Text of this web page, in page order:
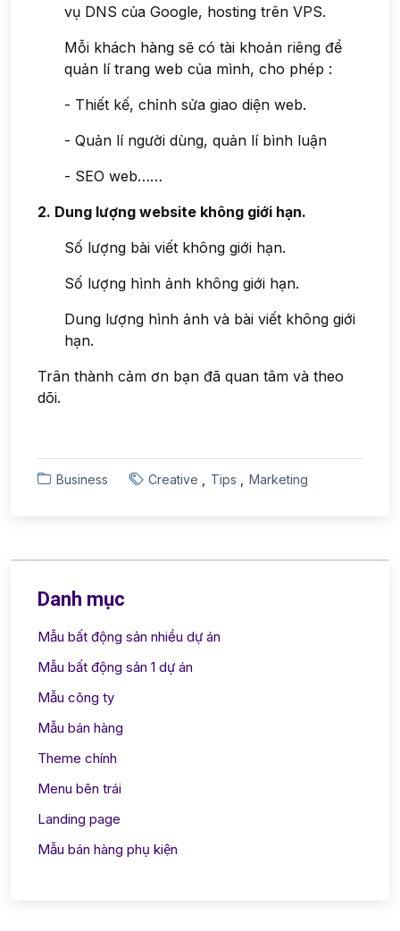
vụ DNS của Google, hosting trên VPS.
Mỗi khách hàng sẽ có tài khoản riêng để
quản lí trang web của mình, cho phép :
- Thiết kế, chỉnh sửa giao diện web.
- Quản lí người dùng, quản lí bình luận
- SEO web……
2. Dung lượng website không giới hạn.
Số lượng bài viết không giới hạn.
Số lượng hình ảnh không giới hạn.
Dung lượng hình ảnh và bài viết không giới
hạn.
Trân thành cảm ơn bạn đã quan tâm và theo
dõi.
Business Creative Tips Marketing
Danh mục
Mẫu bất động sản nhiều dự án
Mẫu bất động sản 1 dự án
Mẫu công ty
Mẫu bán hàng
Theme chính
Menu bên trái
Landing page
Mẫu bán hàng phụ kiện